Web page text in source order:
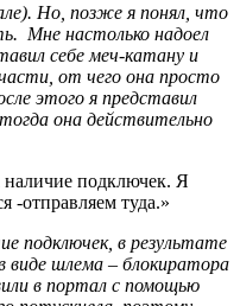
Но, позже я понял, что
Мне настолько надоел
себе меч-катану и
от чего она просто
этого я представил
она действительно
подключек. Я
-отправляем туда.»
подключек, в результате
виде шлема – блокиратора
в портал с помощью